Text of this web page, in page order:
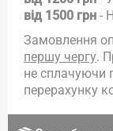
від 1500 грн -
Замовлення
першу чергу.
не сплачуючи
перерахунку